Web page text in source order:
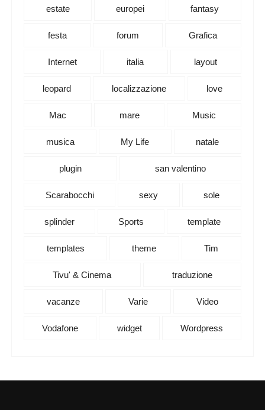
estate europei fantasy
festa forum Grafica
Internet italia layout
leopard localizzazione love
Mac mare Music
musica My Life natale
plugin san valentino
Scarabocchi sexy sole
splinder Sports template
templates theme Tim
Tivu' & Cinema traduzione
vacanze Varie Video
Vodafone widget Wordpress